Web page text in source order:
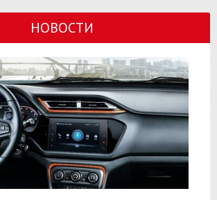
НОВОСТИ